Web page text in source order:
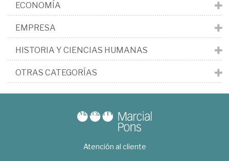
ECONOMÍA
EMPRESA
HISTORIA Y CIENCIAS HUMANAS
OTRAS CATEGORÍAS
Atención al cliente